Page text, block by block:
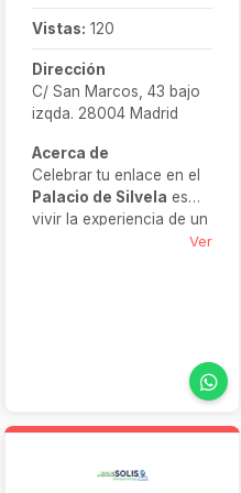
Vistas: 120
Dirección
C/ San Marcos, 43 bajo
izqda. 28004 Madrid
Acerca de
Celebrar tu enlace en el
Palacio de Silvela es
vivir la experiencia de un
clásico, jardines ideales
a bodas íntimas o
Ver